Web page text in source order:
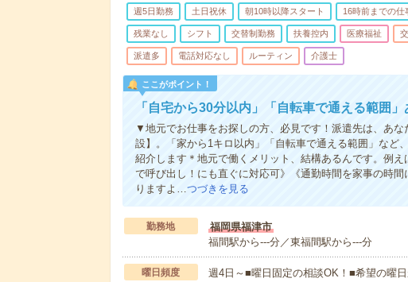
週5日勤務 土日祝休 朝10時以降スタート 16時前までの仕
残業なし シフト 交替制勤務 扶養控内 医療福祉
派遣多 電話対応なし ルーティン 介護士
ここがポイント！
「自宅から30分以内」「自転車で通える範囲
▼地元でお仕事をお探しの方、必見です！派遣先は、あ
設】。「家から1キロ以内」「自転車で通える範囲」など
紹介します＊地元で働くメリット、結構あるんです。例
で呼び出し！にも直ぐに対応可》《通勤時間を家事の時
りますよ…つづきを見る
勤務地
福岡県福津市
福間駅から---分／東福間駅から---分
曜日頻度 週4日～■曜日固定の相談OK！■希望の曜